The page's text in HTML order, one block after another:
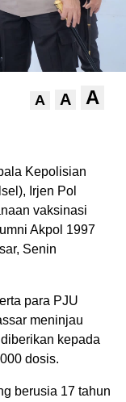
A A A
Kepolisian
Irjen Pol
vaksinasi
Akpol 1997
Senin
para PJU
meninjau
kepada
dosis.
berusia 17 tahun